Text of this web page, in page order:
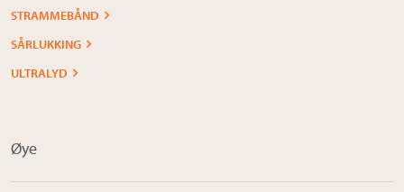
STRAMMEBÅND
SÅRLUKKING
ULTRALYD
Øye